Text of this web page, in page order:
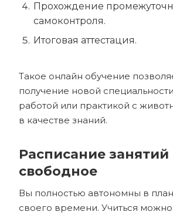
Прохождение
самоконтроля.
Итоговая аттестация.
Такое онлайн обучение
получение новой
работой или практикой с
в качестве знаний.
Расписание занятий
свободное
Вы полностью автономны в
своего времени. Учиться